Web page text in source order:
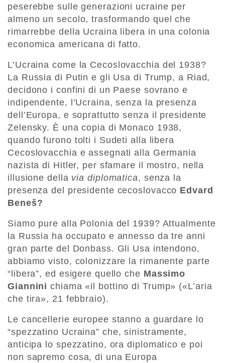
peserebbe sulle generazioni ucraine per
almeno un secolo, trasformando quel che
rimarrebbe della Ucraina libera in una colonia
economica americana di fatto.
L’Ucraina come la Cecoslovacchia del 1938?
La Russia di Putin e gli Usa di Trump, a Riad,
decidono i confini di un Paese sovrano e
indipendente, l’Ucraina, senza la presenza
dell’Europa, e soprattutto senza il presidente
Zelensky. È una copia di Monaco 1938,
quando furono tolti i Sudeti alla libera
Cecoslovacchia e assegnati alla Germania
nazista di Hitler, per sfamare il mostro, nella
illusione della via diplomatica, senza la
presenza del presidente cecoslovacco Edvard
Beneš?
Siamo pure alla Polonia del 1939? Attualmente
la Russia ha occupato e annesso da tre anni
gran parte del Donbass. Gli Usa intendono,
abbiamo visto, colonizzare la rimanente parte
“libera”, ed esigere quello che Massimo
Giannini chiama «il bottino di Trump» («L’aria
che tira», 21 febbraio).
Le cancellerie europee stanno a guardare lo
“spezzatino Ucraina” che, sinistramente,
anticipa lo spezzatino, ora diplomatico e poi
non sapremo cosa, di una Europa